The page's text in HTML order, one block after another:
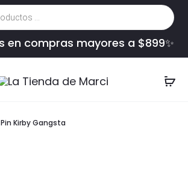
en compras mayores a $899✨
Pin Kirby Gangsta